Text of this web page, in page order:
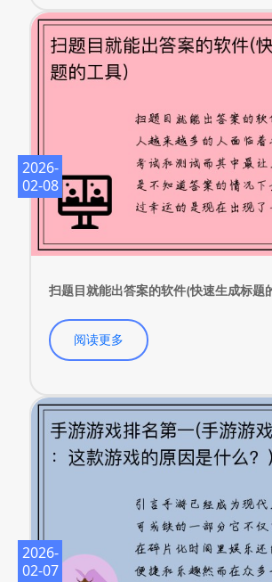
2026-
02-08
扫题目就能出答案的软件(快速生成标题
阅读更多
2026-
02-07